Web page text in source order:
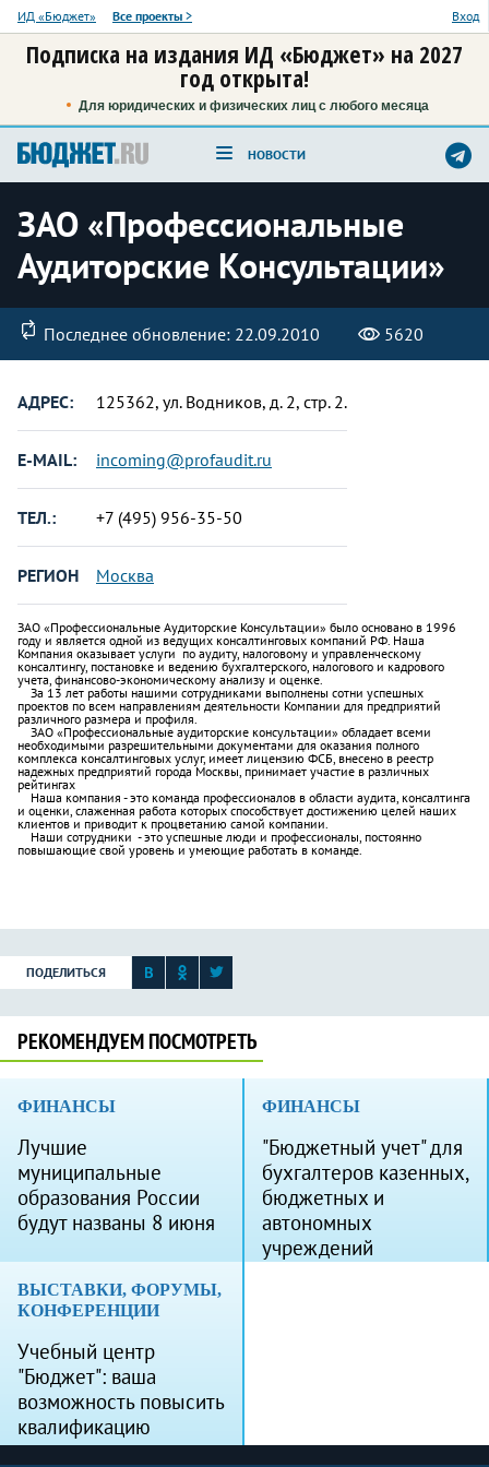
ИД «Бюджет» Все проекты > Вход
Подписка на издания ИД «Бюджет» на 2027
год открыта!
Для юридических и физических лиц с любого месяца
НОВОСТИ
ЗАО «Профессиональные
Аудиторские Консультации»
Последнее обновление: 22.09.2010 5620
АДРЕС: 125362, ул. Водников, д. 2, стр. 2.
E-MAIL: incoming@profaudit.ru
ТЕЛ.: +7 (495) 956-35-50
РЕГИОН Москва
ЗАО «Профессиональные Аудиторские Консультации» было основано в 1996
году и является одной из ведущих консалтинговых компаний РФ. Наша
Компания оказывает услуги по аудиту, налоговому и управленческому
консалтингу, постановке и ведению бухгалтерского, налогового и кадрового
учета, финансово-экономическому анализу и оценке.
За 13 лет работы нашими сотрудниками выполнены сотни успешных
проектов по всем направлениям деятельности Компании для предприятий
различного размера и профиля.
ЗАО «Профессиональные аудиторские консультации» обладает всеми
необходимыми разрешительными документами для оказания полного
комплекса консалтинговых услуг, имеет лицензию ФСБ, внесено в реестр
надежных предприятий города Москвы, принимает участие в различных
рейтингах
Наша компания - это команда профессионалов в области аудита, консалтинга
и оценки, слаженная работа которых способствует достижению целей наших
клиентов и приводит к процветанию самой компании.
Наши сотрудники - это успешные люди и профессионалы, постоянно
повышающие свой уровень и умеющие работать в команде.
ПОДЕЛИТЬСЯ
РЕКОМЕНДУЕМ ПОСМОТРЕТЬ
ФИНАНСЫ
Лучшие
муниципальные
образования России
будут названы 8 июня
ФИНАНСЫ
"Бюджетный учет" для
бухгалтеров казенных,
бюджетных и
автономных
учреждений
ВЫСТАВКИ, ФОРУМЫ,
КОНФЕРЕНЦИИ
Учебный центр
"Бюджет": ваша
возможность повысить
квалификацию